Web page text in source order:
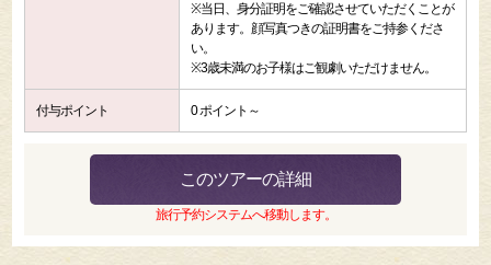
※当日、身分証明をご確認させていただくことが
あります。顔写真つきの証明書をご持参くださ
い。
※3歳未満のお子様はご観劇いただけません。
付与ポイント 0 ポイント～
このツアーの詳細
旅行予約システムへ移動します。